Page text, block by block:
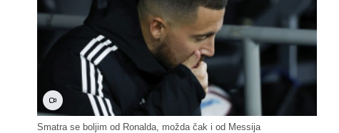
Smatra se boljim od Ronalda, možda čak i od Messija